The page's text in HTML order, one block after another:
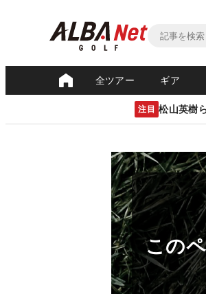
全ツアー ギア
注目 松山英樹
この